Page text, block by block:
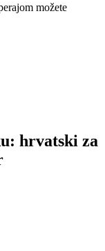
možete
hrvatski za